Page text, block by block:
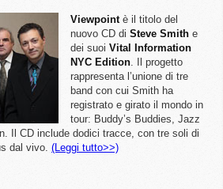
Viewpointè il titolo del
nuovo CD di Steve Smith e
dei suoi Vital Information
NYC Edition. Il progetto
rappresenta l’unione di tre
band con cui Smith ha
registrato e girato il mondo in
tour: Buddy’s Buddies, Jazz
Il CD include dodici tracce, con tre soli di
dal vivo. (Leggi tutto>>)